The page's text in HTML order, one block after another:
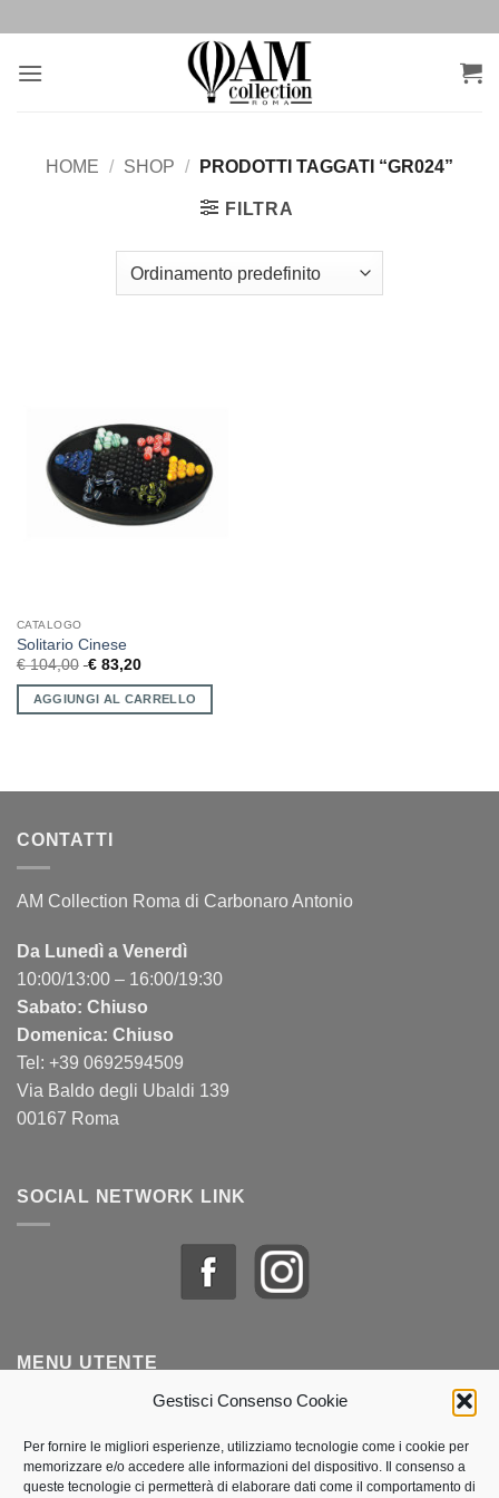
Gestisci Consenso Cookie
Per fornire le migliori esperienze, utilizziamo tecnologie come i cookie per
memorizzare e/o accedere alle informazioni del dispositivo. Il consenso a
queste tecnologie ci permetterà di elaborare dati come il comportamento di
contenuti
HOME / SHOP / PRODOTTI TAGGATI “GR024”
FILTRA
CATALOGO
Solitario Cinese
€104,00 €83,20
AGGIUNGI AL CARRELLO
CONTATTI
AM Collection Roma di Carbonaro Antonio
Da Lunedì a Venerdì
10:00/13:00 – 16:00/19:30
Sabato: Chiuso
Domenica: Chiuso
Tel: +39 0692594509
Via Baldo degli Ubaldi 139
00167 Roma
SOCIAL NETWORK LINK
MENU UTENTE
Lista dei desideri